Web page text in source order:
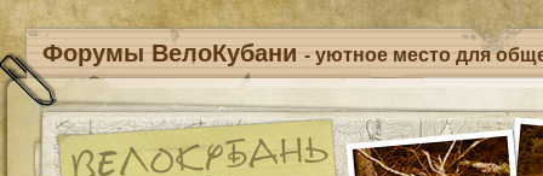
Форумы ВелоКубани - уютное место для